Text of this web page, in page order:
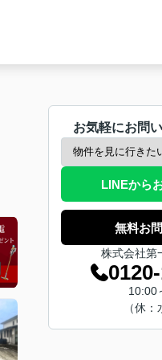
お気軽にお問
LINEから
無料お
株式会社第
10:00
（休：